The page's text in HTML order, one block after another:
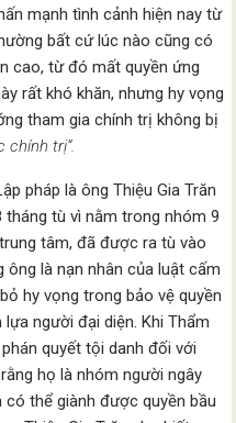
mạnh tình cảnh hiện nay từ
bất cứ lúc nào cũng có
cao, từ đó mất quyền ứng
rất khó khăn, nhưng hy vọng
tham gia chính trị không bị
chính trị”.
pháp là ông Thiệu Gia Trăn
tháng tù vì nằm trong nhóm 9
tâm, đã được ra tù vào
ông là nạn nhân của luật cấm
hy vọng trong bảo vệ quyền
người đại diện. Khi Thẩm
quyết tội danh đối với
họ là nhóm người ngây
thể giành được quyền bầu